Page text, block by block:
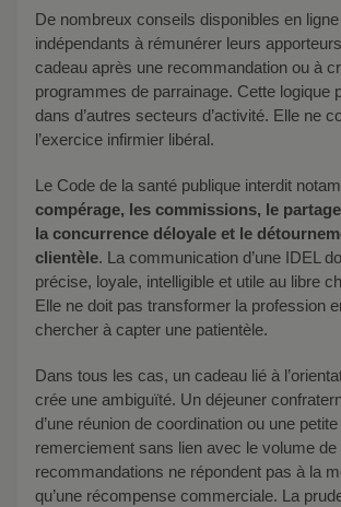
De nombreux conseils disponibles en ligne invitent les
indépendants à rémunérer leurs
cadeau après une recommandation ou à
programmes de parrainage. Cette logique
dans d’autres secteurs d’activité. Elle ne
l’exercice infirmier libéral.
Le Code de la santé publique interdit
compérage, les commissions, le
la concurrence déloyale et le
clientèle. La communication d’une IDEL
précise, loyale, intelligible et utile au libre
Elle ne doit pas transformer la profession
chercher à capter une patientèle.
Dans tous les cas, un cadeau lié à l’orientation d’un patient
crée une ambiguïté. Un déjeuner
d’une réunion de coordination ou une
remerciement sans lien avec le volume de
recommandations ne répondent pas à la
qu’une récompense commerciale. La